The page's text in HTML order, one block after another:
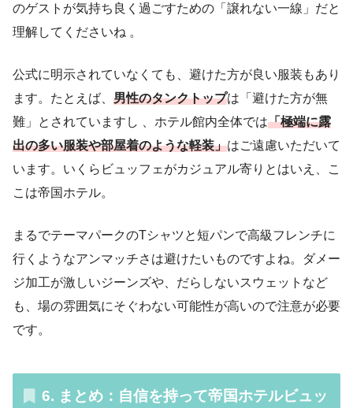
のゲストが気持ち良く過ごすための「譲れない一線」だと
理解してくださいね 。
公式に明示されていなくても、避けた方が良い服装もあり
ます。たとえば、 男性のタンクトップは「避けた方が無
難」とされていますし 、ホテル館内全体では「極端に露
出の多い服装や部屋着のような軽装」はご遠慮いただいて
います。いくらビュッフェがカジュアル寄りとはいえ、こ
こは帝国ホテル。
まるでテーマパークのTシャツと短パンで高級フレンチに
行くようなアンマッチさは避けたいものですよね。ダメー
ジ加工が激しいジーンズや、だらしないスウェットなど
も、場の雰囲気にそぐわない可能性が高いので注意が必要
です。
6. まとめ：自信を持って帝国ホテルビュッ